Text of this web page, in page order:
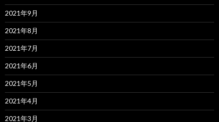
2021年9月
2021年8月
2021年7月
2021年6月
2021年5月
2021年4月
2021年3月